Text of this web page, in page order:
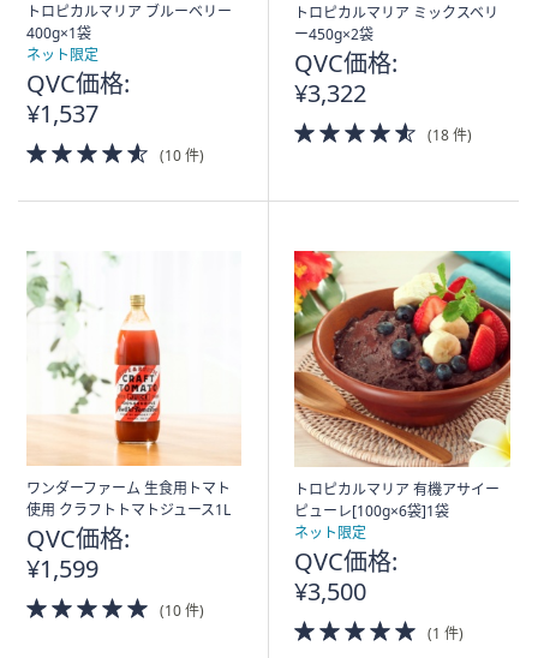
トロピカルマリア ブルーベリー
400g×1袋
ネット限定
QVC価格:
¥1,537
4.5
of
(10 件)
トロピカルマリア ミックスベリ
ー450g×2袋
QVC価格:
¥3,322
4.5
of
(18 件)
ワンダーファーム 生食用トマト
使用 クラフトトマトジュース1L
QVC価格:
¥1,599
5.0
of
(10 件)
トロピカルマリア 有機アサイー
ピューレ[100g×6袋]1袋
ネット限定
QVC価格:
¥3,500
5.0
of
(1 件)